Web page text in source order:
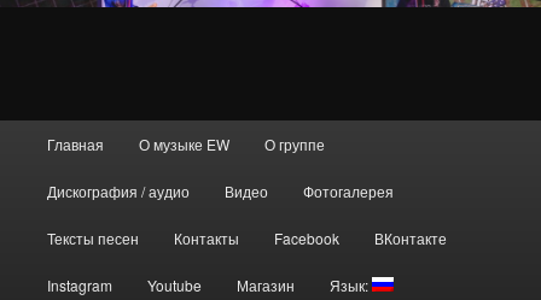
Перейти к основному содержимому
Главная О музыке EW О группе
Дискография / аудио Видео Фотогалерея
Тексты песен Контакты Facebook ВКонтакте
Instagram Youtube Магазин Язык: